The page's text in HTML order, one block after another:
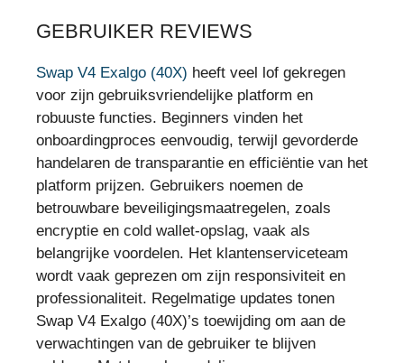
GEBRUIKER REVIEWS
Swap V4 Exalgo (40X) heeft veel lof gekregen
voor zijn gebruiksvriendelijke platform en
robuuste functies. Beginners vinden het
onboardingproces eenvoudig, terwijl gevorderde
handelaren de transparantie en efficiëntie van het
platform prijzen. Gebruikers noemen de
betrouwbare beveiligingsmaatregelen, zoals
encryptie en cold wallet-opslag, vaak als
belangrijke voordelen. Het klantenserviceteam
wordt vaak geprezen om zijn responsiviteit en
professionaliteit. Regelmatige updates tonen
Swap V4 Exalgo (40X)’s toewijding om aan de
verwachtingen van de gebruiker te blijven